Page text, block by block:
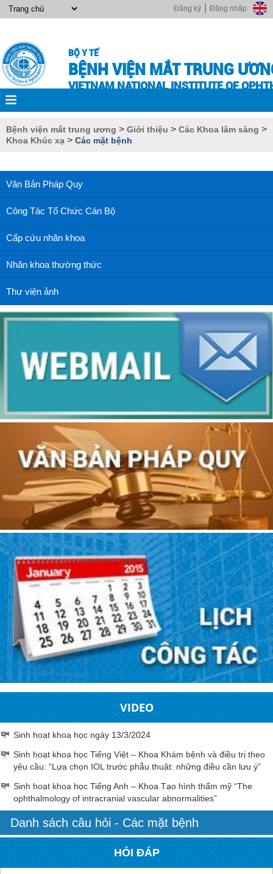
Đăng nhập
Đăng ký
BỘ Y TẾ
BỆNH VIỆN MẮT TRUNG
VIETNAM NATIONAL INSTITUTE OF
Bệnh viện mắt trung ương > Giới thiệu > Các Khoa lâm sàng >
Khoa Khúc xạ > Các mặt bệnh
Văn Bản Pháp Quy
Công Tác Tổ Chức Cán Bộ
Cấp cứu nhãn khoa
Nhãn khoa thường thức
Thư viện ảnh
VIDEO
Sinh hoạt khoa học ngày 13/3/2024
Sinh hoạt khoa học Tiếng Việt – Khoa Khám bệnh và điều trị theo
yêu cầu: “Lựa chọn IOL trước phẫu thuật: những điều cần lưu ý”
Sinh hoạt khoa học Tiếng Anh – Khoa Tạo hình thẩm mỹ “The
ophthalmology of intracranial vascular abnormalities”
Danh sách câu hỏi - Các mặt bệnh
HỎI ĐÁP